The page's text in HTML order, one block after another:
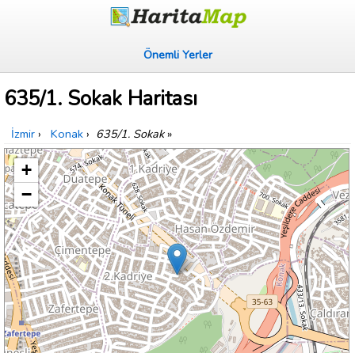
Önemli Yerler
635/1. Sokak Haritası
İzmir › Konak › 635/1. Sokak»
+
−